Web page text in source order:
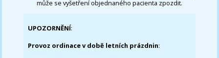
může se vyšetření objednaného pacienta zpozdit.
UPOZORNĚNÍ:
Provoz ordinace v době letních prázdnin: